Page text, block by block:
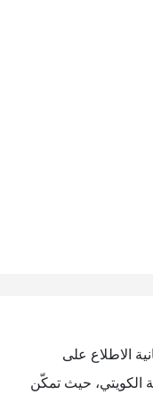
الاطلاع على
الكويتي، حيث تمكّن